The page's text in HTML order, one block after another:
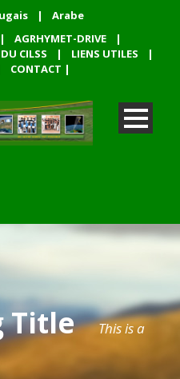
|
Arabe
| AGRHYMET-DRIVE
|
CILSS
| LIENS UTILES
|
CONTACT |
Title
This is a